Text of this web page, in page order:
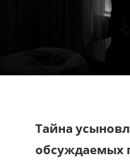
Тайна
обсуждаемых